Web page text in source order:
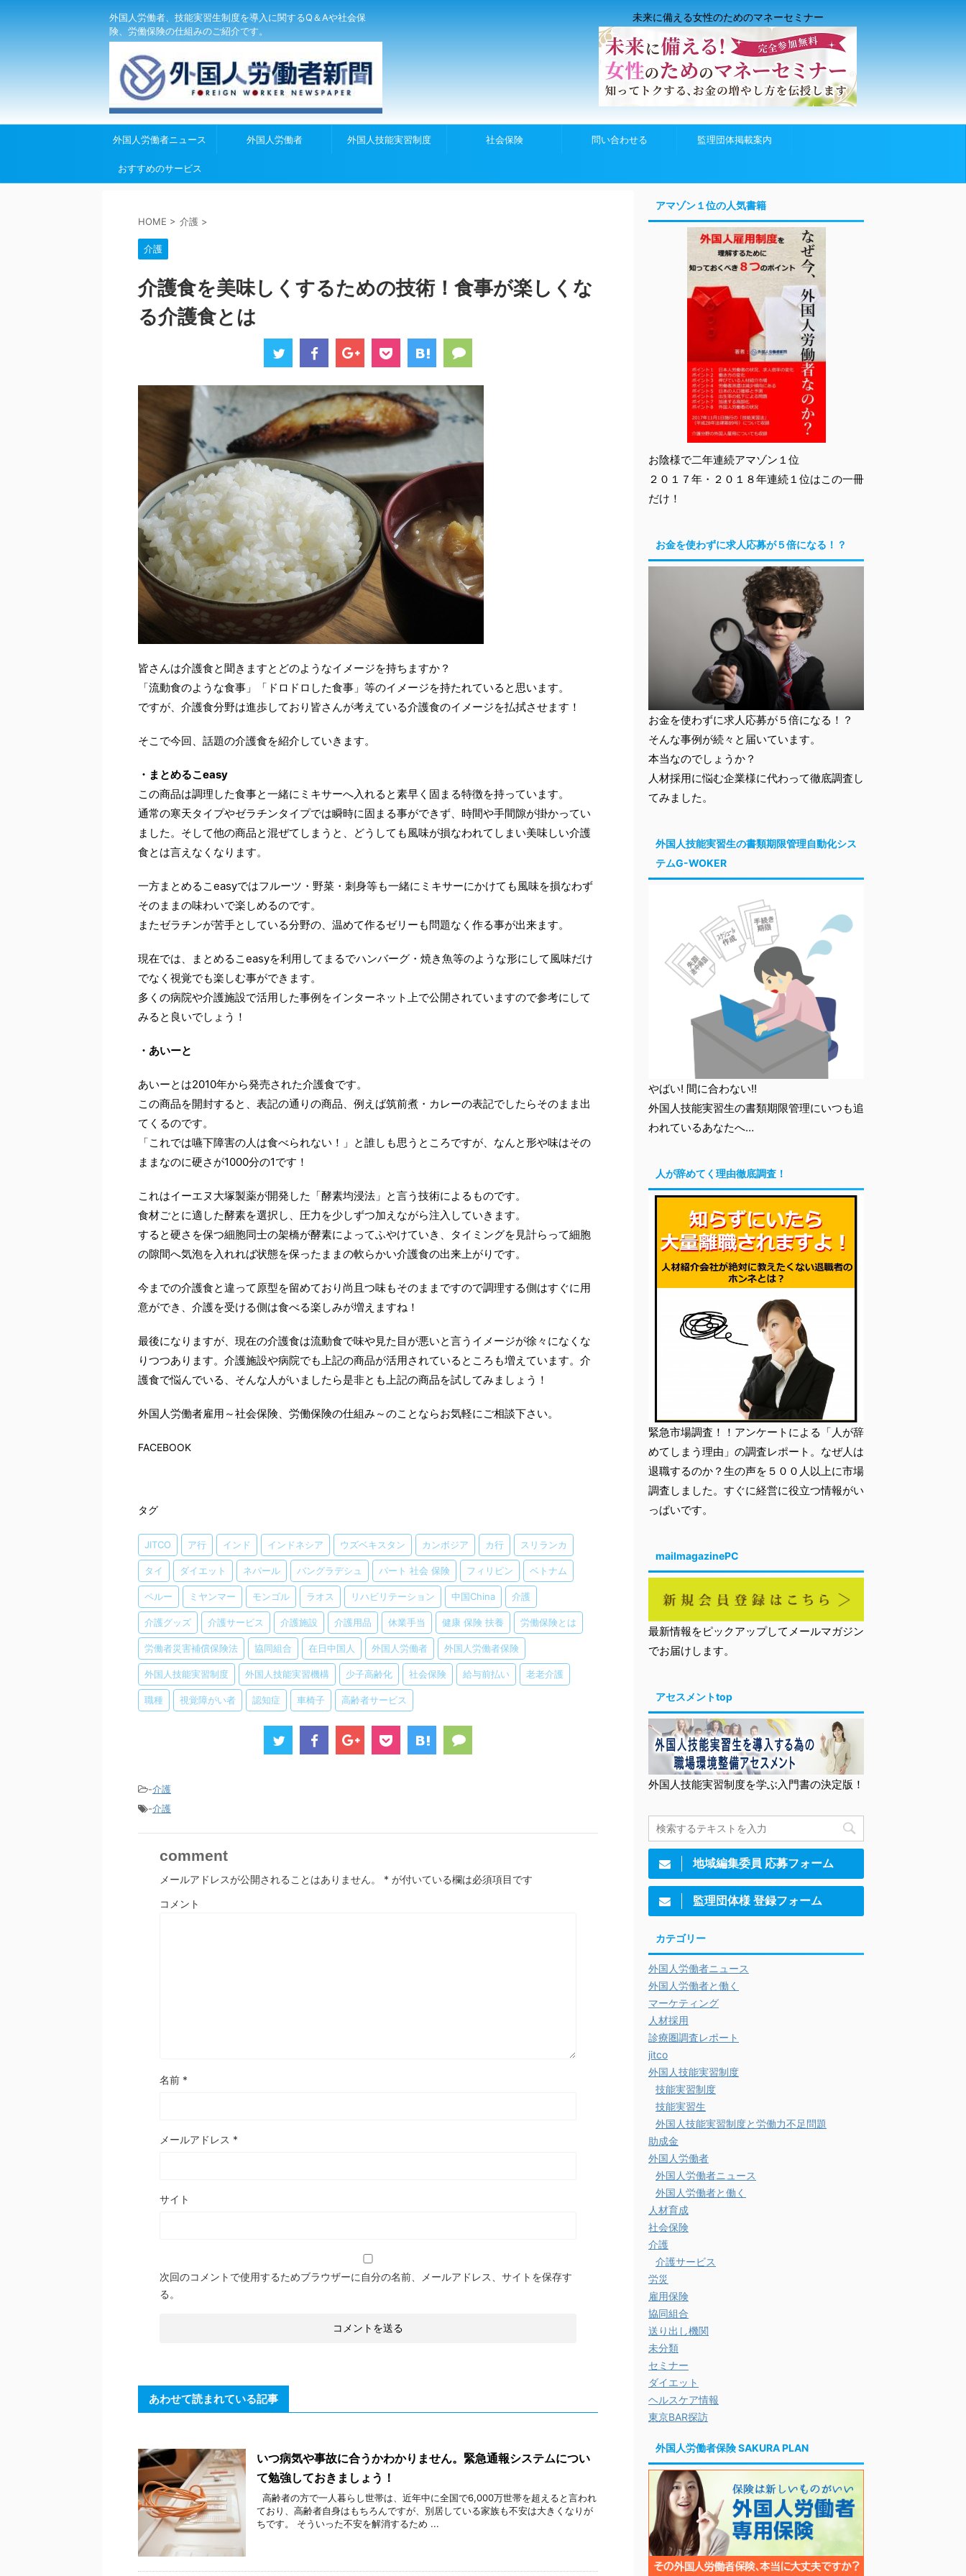
外国人労働者、技能実習生制度を導入に関するQ＆Aや社会保
険、労働保険の仕組みのご紹介です。
未来に備える女性のためのマネーセミナー
外国人労働者ニュース 外国人労働者 外国人技能実習制度 社会保険 問い合わせる 監理団体掲載案内
おすすめのサービス
HOME > 介護 >
介護
介護食を美味しくするための技術！食事が楽しくな
る介護食とは
皆さんは介護食と聞きますとどのようなイメージを持ちますか？
「流動食のような食事」「ドロドロした食事」等のイメージを持たれていると思います。
ですが、介護食分野は進歩しており皆さんが考えている介護食のイメージを払拭させます！
そこで今回、話題の介護食を紹介していきます。
・まとめるこeasy
この商品は調理した食事と一緒にミキサーへ入れると素早く固まる特徴を持っています。
通常の寒天タイプやゼラチンタイプでは瞬時に固まる事ができず、時間や手間隙が掛かってい
ました。そして他の商品と混ぜてしまうと、どうしても風味が損なわれてしまい美味しい介護
食とは言えなくなります。
一方まとめるこeasyではフルーツ・野菜・刺身等も一緒にミキサーにかけても風味を損なわず
そのままの味わいで楽しめるのです。
またゼラチンが苦手としている分野の、温めて作るゼリーも問題なく作る事が出来ます。
現在では、まとめるこeasyを利用してまるでハンバーグ・焼き魚等のような形にして風味だけ
でなく視覚でも楽しむ事ができます。
多くの病院や介護施設で活用した事例をインターネット上で公開されていますので参考にして
みると良いでしょう！
・あいーと
あいーとは2010年から発売された介護食です。
この商品を開封すると、表記の通りの商品、例えば筑前煮・カレーの表記でしたらそのまま出
てくるのです。
「これでは嚥下障害の人は食べられない！」と誰しも思うところですが、なんと形や味はその
ままなのに硬さが1000分の1です！
これはイーエヌ大塚製薬が開発した「酵素均浸法」と言う技術によるものです。
食材ごとに適した酵素を選択し、圧力を少しずつ加えながら注入していきます。
すると硬さを保つ細胞同士の架橋が酵素によってふやけていき、タイミングを見計らって細胞
の隙間へ気泡を入れれば状態を保ったままの軟らかい介護食の出来上がりです。
今までの介護食と違って原型を留めており尚且つ味もそのままですので調理する側はすぐに用
意ができ、介護を受ける側は食べる楽しみが増えますね！
最後になりますが、現在の介護食は流動食で味や見た目が悪いと言うイメージが徐々になくな
りつつあります。介護施設や病院でも上記の商品が活用されているところも増えています。介
護食で悩んでいる、そんな人がいましたら是非とも上記の商品を試してみましょう！
外国人労働者雇用～社会保険、労働保険の仕組み～のことならお気軽にご相談下さい。
FACEBOOK
タグ
JITCO ア行 インド インドネシア ウズベキスタン カンボジア カ行 スリランカ
タイ ダイエット ネパール バングラデシュ パート 社会 保険 フィリピン ベトナム
ペルー ミヤンマー モンゴル ラオス リハビリテーション 中国China 介護
介護グッズ 介護サービス 介護施設 介護用品 休業手当 健康 保険 扶養 労働保険とは
労働者災害補償保険法 協同組合 在日中国人 外国人労働者 外国人労働者保険
外国人技能実習制度 外国人技能実習機構 少子高齢化 社会保険 給与前払い 老老介護
職種 視覚障がい者 認知症 車椅子 高齢者サービス
-介護
-介護
comment
メールアドレスが公開されることはありません。 * が付いている欄は必須項目です
コメント
名前 *
メールアドレス *
サイト
次回のコメントで使用するためブラウザーに自分の名前、メールアドレス、サイトを保存す
る。
あわせて読まれている記事
いつ病気や事故に合うかわかりません。緊急通報システムについ
て勉強しておきましょう！
高齢者の方で一人暮らし世帯は、近年中に全国で6,000万世帯を超えると言われ
ており、高齢者自身はもちろんですが、別居している家族も不安は大きくなりが
ちです。 そういった不安を解消するため ...
アマゾン１位の人気書籍
お陰様で二年連続アマゾン１位
２０１７年・２０１８年連続１位はこの一冊
だけ！
お金を使わずに求人応募が５倍になる！？
お金を使わずに求人応募が５倍になる！？
そんな事例が続々と届いています。
本当なのでしょうか？
人材採用に悩む企業様に代わって徹底調査し
てみました。
外国人技能実習生の書類期限管理自動化シス
テムG-WOKER
やばい! 間に合わない!!
外国人技能実習生の書類期限管理にいつも追
われているあなたへ…
人が辞めてく理由徹底調査！
緊急市場調査！！アンケートによる「人が辞
めてしまう理由」の調査レポート。なぜ人は
退職するのか？生の声を５００人以上に市場
調査しました。すぐに経営に役立つ情報がい
っぱいです。
mailmagazinePC
最新情報をピックアップしてメールマガジン
でお届けします。
アセスメントtop
外国人技能実習制度を学ぶ入門書の決定版！
地域編集委員 応募フォーム
監理団体様 登録フォーム
カテゴリー
外国人労働者ニュース
外国人労働者と働く
マーケティング
人材採用
診療圏調査レポート
jitco
外国人技能実習制度
技能実習制度
技能実習生
外国人技能実習制度と労働力不足問題
助成金
外国人労働者
外国人労働者ニュース
外国人労働者と働く
人材育成
社会保険
介護
介護サービス
労災
雇用保険
協同組合
送り出し機関
未分類
セミナー
ダイエット
ヘルスケア情報
東京BAR探訪
外国人労働者保険 SAKURA PLAN